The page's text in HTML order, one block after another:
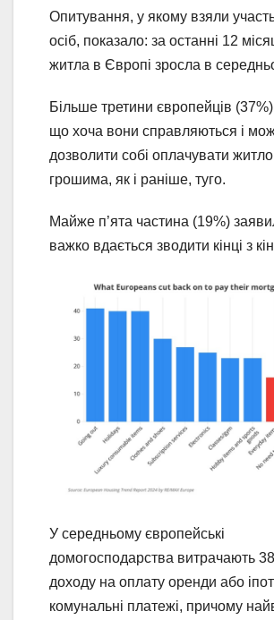
Опитування, у якому взяли участь
осіб, показало: за останні 12
житла в Європі зросла в
Більше третини європейців
що хоча вони справляються і
дозволити собі оплачувати
грошима, як і раніше, туго.
Майже п’ята частина (19%)
важко вдається зводити кінці з
У середньому європейські
домогосподарства витрачають
доходу на оплату оренди або
комунальні платежі, причому